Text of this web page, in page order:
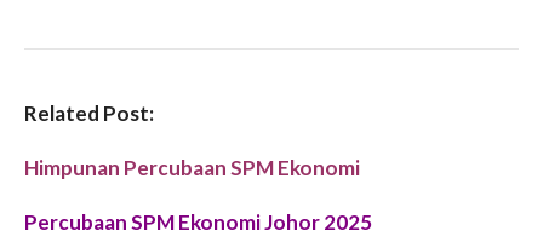
Related Post:
Himpunan Percubaan SPM Ekonomi
Percubaan SPM Ekonomi Johor 2025